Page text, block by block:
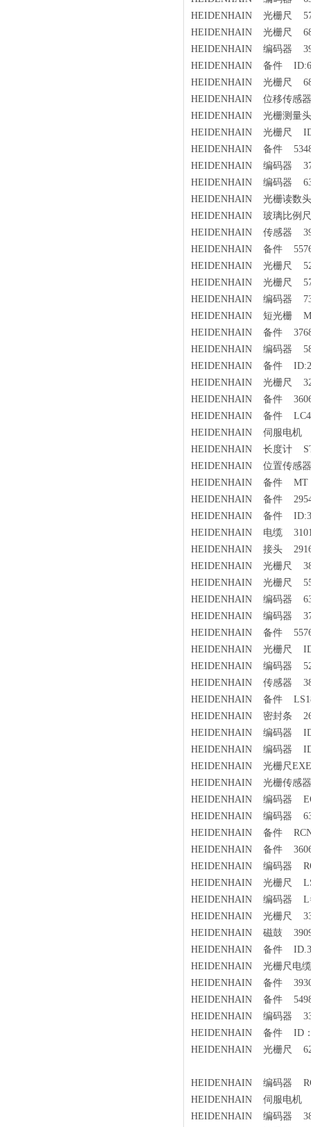
HEIDENHAIN 光栅尺
HEIDENHAIN 光栅尺
HEIDENHAIN 编码器
HEIDENHAIN 备件
HEIDENHAIN 光栅尺
HEIDENHAIN 位移传感
HEIDENHAIN 光栅测量
HEIDENHAIN 光栅尺
HEIDENHAIN 备件
HEIDENHAIN 编码器
HEIDENHAIN 编码器
HEIDENHAIN 光栅读数
HEIDENHAIN 玻璃比例
HEIDENHAIN 传感器
HEIDENHAIN 备件
HEIDENHAIN 光栅尺
HEIDENHAIN 光栅尺
HEIDENHAIN 编码器
HEIDENHAIN 短光栅
HEIDENHAIN 备件
HEIDENHAIN 编码器
HEIDENHAIN 备件
HEIDENHAIN 光栅尺
HEIDENHAIN 备件
HEIDENHAIN 备件
HEIDENHAIN 伺服电机
HEIDENHAIN 长度计
HEIDENHAIN 位置传感
HEIDENHAIN 备件 MT
HEIDENHAIN 备件
HEIDENHAIN 备件
HEIDENHAIN 电缆
HEIDENHAIN 接头
HEIDENHAIN 光栅尺
HEIDENHAIN 光栅尺
HEIDENHAIN 编码器
HEIDENHAIN 编码器
HEIDENHAIN 备件
HEIDENHAIN 光栅尺
HEIDENHAIN 编码器
HEIDENHAIN 传感器
HEIDENHAIN 备件
HEIDENHAIN 密封条
HEIDENHAIN 编码器
HEIDENHAIN 编码器 ID
HEIDENHAIN 光栅尺
HEIDENHAIN 光栅传感
HEIDENHAIN 编码器
HEIDENHAIN 编码器
HEIDENHAIN 备件
HEIDENHAIN 备件
HEIDENHAIN 编码器
HEIDENHAIN 光栅尺
HEIDENHAIN 编码器
HEIDENHAIN 光栅尺
HEIDENHAIN 磁鼓
HEIDENHAIN 备件
HEIDENHAIN 光栅尺电
HEIDENHAIN 备件
HEIDENHAIN 备件
HEIDENHAIN 编码器
HEIDENHAIN 备件 ID：
HEIDENHAIN 光栅尺
HEIDENHAIN 编码器
HEIDENHAIN 伺服电机
HEIDENHAIN 编码器